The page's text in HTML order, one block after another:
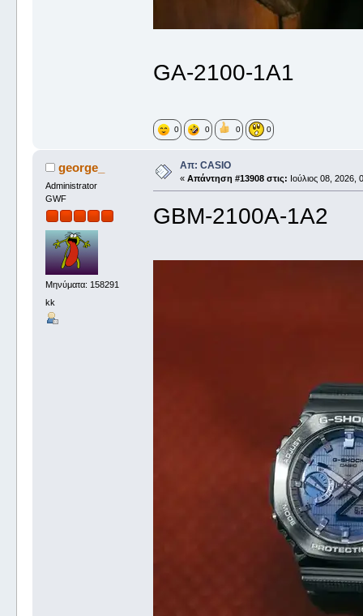
GA-2100-1A1
0 0 0 0
george_
Administrator
GWF
Μηνύματα: 158291
kk
Απ: CASIO
« Απάντηση #13908 στις: Ιούλιος 08, 2026,
GBM-2100A-1A2